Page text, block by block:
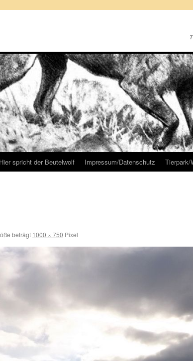
Hier spricht der Beutelwolf Impressum/Datenschutz
beträgt 1000 × 750 Pixel